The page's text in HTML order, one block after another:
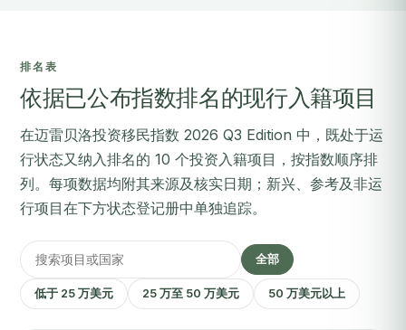
排名表
依据已公布指数排名的现行入籍项目
在迈雷贝洛投资移民指数 2026 Q3 Edition 中，既处于运
行状态又纳入排名的 10 个投资入籍项目，按指数顺序排
列。每项数据均附其来源及核实日期；新兴、参考及非运
行项目在下方状态登记册中单独追踪。
全部
低于 25 万美元 25 万至 50 万美元 50 万美元以上